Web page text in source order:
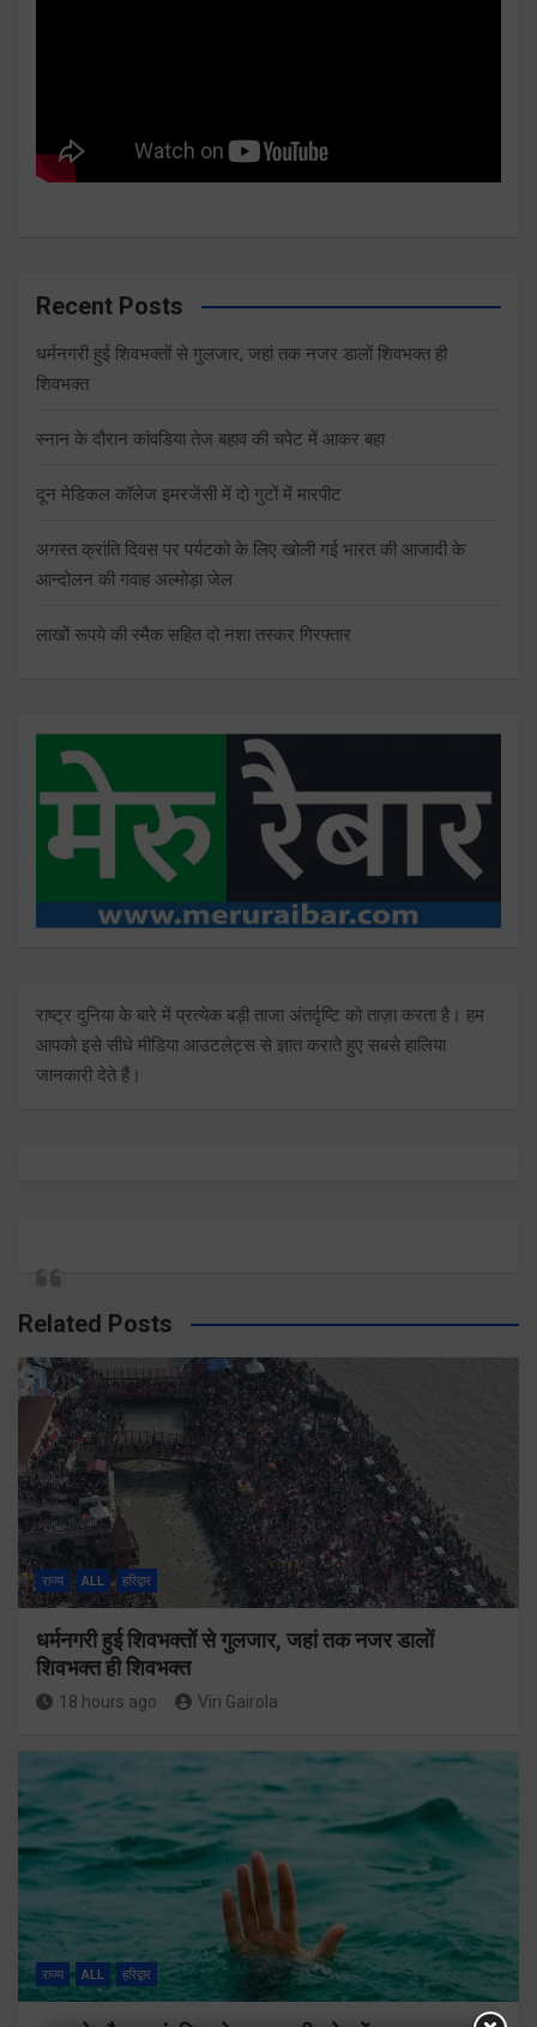
Recent Posts
धर्मनगरी हुई शिवभक्तों से गुलजार, जहां तक नजर डालों शिवभक्त ही
शिवभक्त
स्नान के दौरान कांवडिया तेज बहाव की चपेट में आकर बहा
दून मेडिकल कॉलेज इमरजेंसी में दो गुटों में मारपीट
अगस्त क्रांति दिवस पर पर्यटको के लिए खोली गई भारत की आजादी के
आन्दोलन की गवाह अल्मोड़ा जेल
लाखोें रूपये की स्मैक सहित दो नशा तस्कर गिरफ्तार
राष्ट्र दुनिया के बारे में प्रत्येक बड़ी ताजा अंतर्दृष्टि को ताज़ा करता है। हम
आपको इसे सीधे मीडिया आउटलेट्स से ज्ञात कराते हुए सबसे हालिया
जानकारी देते हैं।
Related Posts
राज्य ALL हरिद्वार
धर्मनगरी हुई शिवभक्तों से गुलजार, जहां तक नजर डालों
शिवभक्त ही शिवभक्त
18 hours ago Viri Gairola
राज्य ALL हरिद्वार